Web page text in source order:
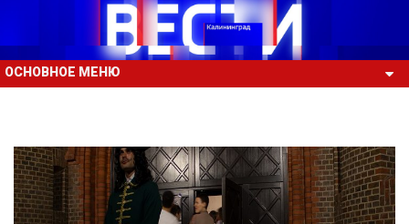
ОСНОВНОЕ МЕНЮ